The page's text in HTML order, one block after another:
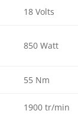
18 Volts
850 Watt
55 Nm
1900 tr/min